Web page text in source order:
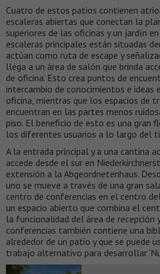
Cuatro de estos patios contienen
escaleras abiertas que conectan la
superiores de las oficinas y un jardín
escaleras principales están situadas
actúan como ruta de escape y
llega a un área de salón que brinda
de oficina. Esto crea puntos de
intercambio de conocimientos e ideas
oficina, mientras que los espacios de
encuentran en las partes menos
piso. El beneficio de esto es una gran
los diferentes usuarios a lo largo del
A la entrada principal y a una cantina
accede desde el sur en
extensión a la Abgeordnetenhaus.
uno se mueve a través de una gran
centro de conferencias en el centro
un espacio abierto que combina el
la funcionalidad del área de
conferencias también contiene una
alrededor de un patio y que se puede
trabajo alternativo para desarrollar